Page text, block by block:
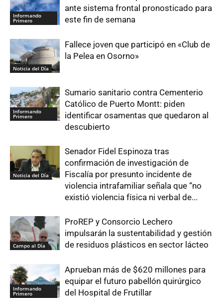
Informando
Primero
ante sistema frontal pronosticado para
este fin de semana
Noticia del Día
Fallece joven que participó en «Club de
la Pelea en Osorno»
Informando
Primero
Sumario sanitario contra Cementerio
Católico de Puerto Montt: piden
identificar osamentas que quedaron al
descubierto
Noticia del Día
Senador Fidel Espinoza tras
confirmación de investigación de
Fiscalía por presunto incidente de
violencia intrafamiliar señala que “no
existió violencia física ni verbal de...
Campo al Día
ProREP y Consorcio Lechero
impulsarán la sustentabilidad y gestión
de residuos plásticos en sector lácteo
Informando
Primero
Aprueban más de $620 millones para
equipar el futuro pabellón quirúrgico
del Hospital de Frutillar